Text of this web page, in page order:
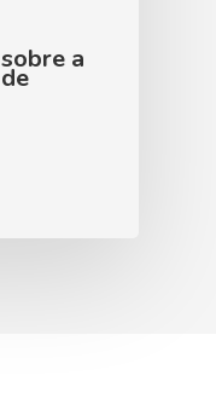
a